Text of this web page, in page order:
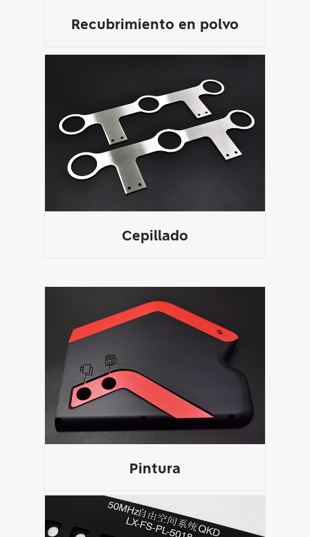
Recubrimiento en polvo
Cepillado
Pintura